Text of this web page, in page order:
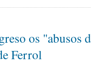
os "abusos
Ferrol